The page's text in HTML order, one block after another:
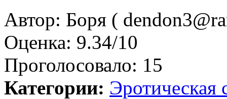
Автор: Боря (
Оценка: 9.34/10
Проголосовало: 15
Категории: Эротическая